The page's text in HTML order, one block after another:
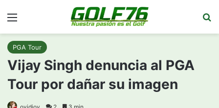
PGA Tour
Vijay Singh denuncia al PGA
Tour por dañar su imagen